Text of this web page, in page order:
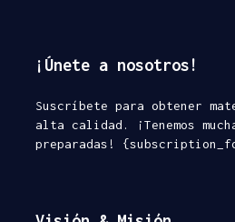
¡Únete a nosotros!
Suscríbete para obtener
alta calidad. ¡Tenemos
preparadas!